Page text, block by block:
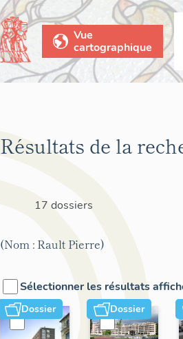
Vue
cartographique
Résultats de la
17 dossiers
(Nom : Rault Pierre)
Sélectionner les résultats
Dossier Dossier